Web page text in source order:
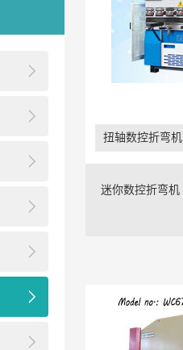
扭轴数控折弯机
迷你数控折弯机